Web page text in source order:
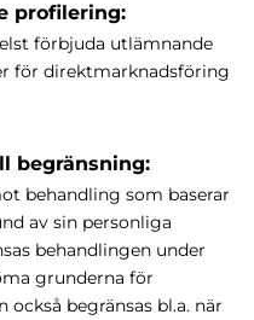
profilering:
förbjuda utlämnande
för direktmarknadsföring
begränsning:
behandling som baserar
av sin personliga
behandlingen under
grunderna för
begränsas bl.a. när